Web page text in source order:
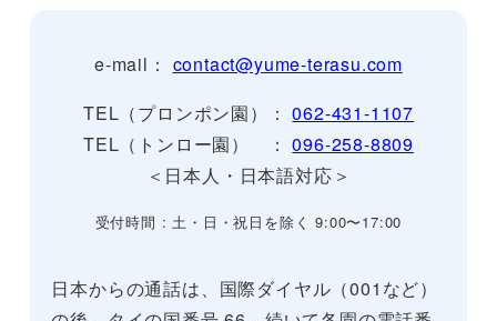
e-mail： contact@yume-terasu.com
TEL（プロンポン園）：062-431-1107
TEL（トンロー園） ：096-258-8809
＜日本人・日本語対応＞
受付時間 : 土・日・祝日を除く 9:00〜17:00
日本からの通話は、国際ダイヤル（001など）